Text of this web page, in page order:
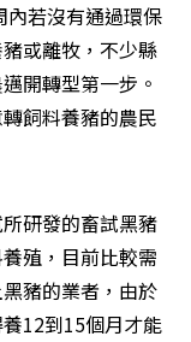
若沒有通過環保
或離牧，不少縣
開轉型第一步。
飼料養豬的農民
研發的畜試黑豬
殖，目前比較需
豬的業者，由於
12到15個月才能